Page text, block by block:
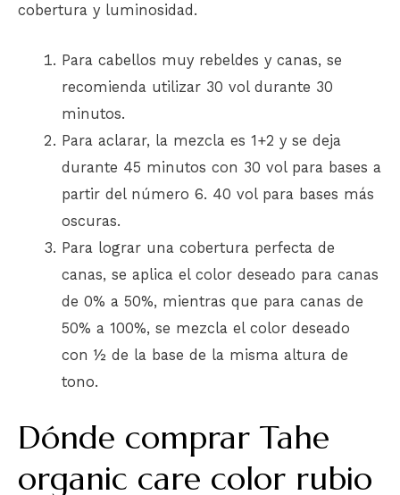
cobertura y luminosidad.
Para cabellos muy rebeldes y canas, se
recomienda utilizar 30 vol durante 30
minutos.
Para aclarar, la mezcla es 1+2 y se deja
durante 45 minutos con 30 vol para bases a
partir del número 6. 40 vol para bases más
oscuras.
Para lograr una cobertura perfecta de
canas, se aplica el color deseado para canas
de 0% a 50%, mientras que para canas de
50% a 100%, se mezcla el color deseado
con ½ de la base de la misma altura de
tono.
Dónde comprar Tahe
organic care color rubio